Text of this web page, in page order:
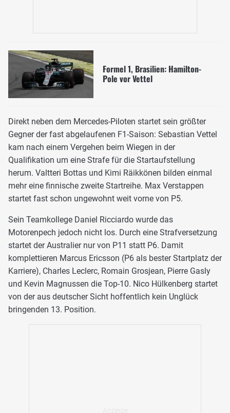
Formel 1, Brasilien: Hamilton-
Pole vor Vettel
Direkt neben dem Mercedes-Piloten startet sein größter
Gegner der fast abgelaufenen F1-Saison: Sebastian Vettel
kam nach einem Vergehen beim Wiegen in der
Qualifikation um eine Strafe für die Startaufstellung
herum. Valtteri Bottas und Kimi Räikkönen bilden einmal
mehr eine finnische zweite Startreihe. Max Verstappen
startet fast schon ungewohnt weit vorne von P5.
Sein Teamkollege Daniel Ricciardo wurde das
Motorenpech jedoch nicht los. Durch eine Strafversetzung
startet der Australier nur von P11 statt P6. Damit
komplettieren Marcus Ericsson (P6 als bester Startplatz der
Karriere), Charles Leclerc, Romain Grosjean, Pierre Gasly
und Kevin Magnussen die Top-10. Nico Hülkenberg startet
von der aus deutscher Sicht hoffentlich kein Unglück
bringenden 13. Position.